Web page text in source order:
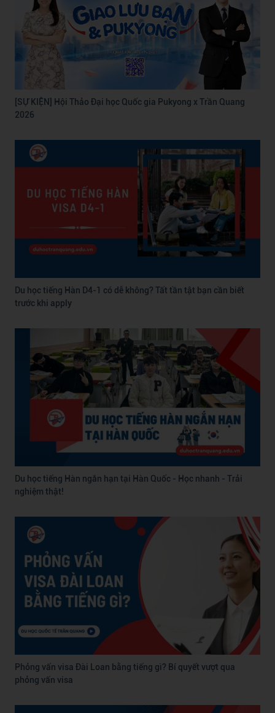
[SỰ KIỆN] Hội Thảo Đại học Quốc gia Pukyong x Trần Quang
2026
Du học tiếng Hàn D4-1 có dễ không? Tất tần tật bạn cần biết
trước khi apply
Du học tiếng Hàn ngắn hạn tại Hàn Quốc - Học nhanh - Trải
nghiệm thật!
Phỏng vấn visa Đài Loan bằng tiếng gì? Bí quyết vượt qua
phỏng vấn visa